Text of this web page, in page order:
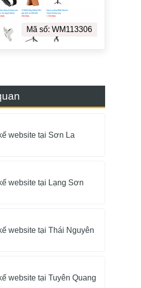
Mã số: WM113306
website tại Sơn La
website tại Lạng Sơn
website tại Thái Nguyên
website tại Tuyên Quang